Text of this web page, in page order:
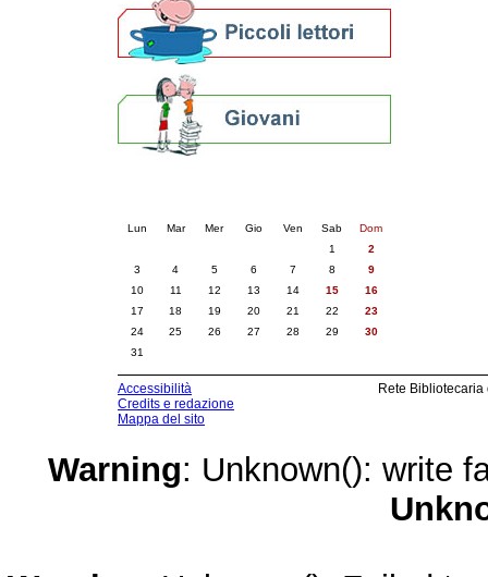
Lun Mar Mer Gio Ven Sab
Dom
1
2
3
4 5 6 7 8
9
10
11 12 13 14 15
16
17
18 19 20 21 22
23
24
25 26 27 28 29
30
31
Accessibilità
Credits e redazione
Mappa del sito
Rete
Warning: Unknown(): write